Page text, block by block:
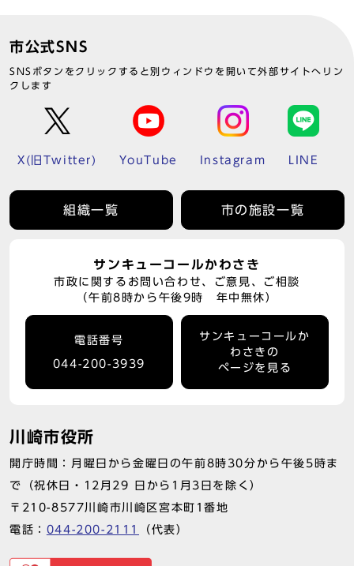
市公式SNS
SNSボタンをクリックすると別ウィンドウを開いて外部サイトへリン
クします
X(旧Twitter) YouTube Instagram LINE
組織一覧 市の施設一覧
サンキューコールかわさき
市政に関するお問い合わせ、ご意見、ご相談
（午前8時から午後9時 年中無休）
電話番号
044-200-3939
サンキューコールか
わさきの
ページを見る
川崎市役所
開庁時間：月曜日から金曜日の午前8時30分から午後5時ま
で（祝休日・12月29 日から1月3日を除く）
〒210-8577川崎市川崎区宮本町1番地
電話： 044-200-2111 （代表）